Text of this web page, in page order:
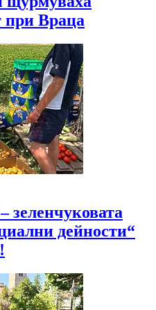
при Враца
зеленчуковата
дейности“